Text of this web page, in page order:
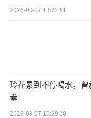
2026-08-07 13:22:51
玲花累到不停喝水，
拳
2026-08-07 10:29:30